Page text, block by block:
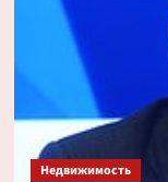
Недвижимость